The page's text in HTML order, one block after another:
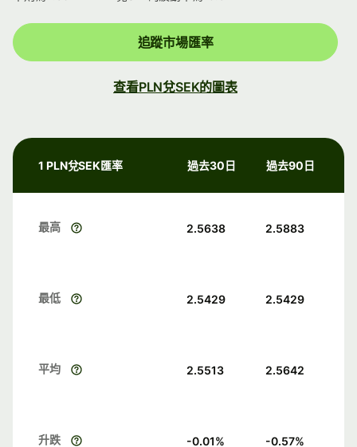
追蹤市場匯率
查看PLN兌SEK的圖表
1 PLN兌SEK匯率 過去30日 過去90日
最高 2.5638 2.5883
最低 2.5429 2.5429
平均 2.5513 2.5642
升跌 -0.01% -0.57%